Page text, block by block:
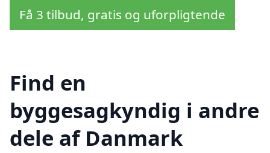
Få 3 tilbud, gratis og uforpligtende
Find en
byggesagkyndig i andre
dele af Danmark